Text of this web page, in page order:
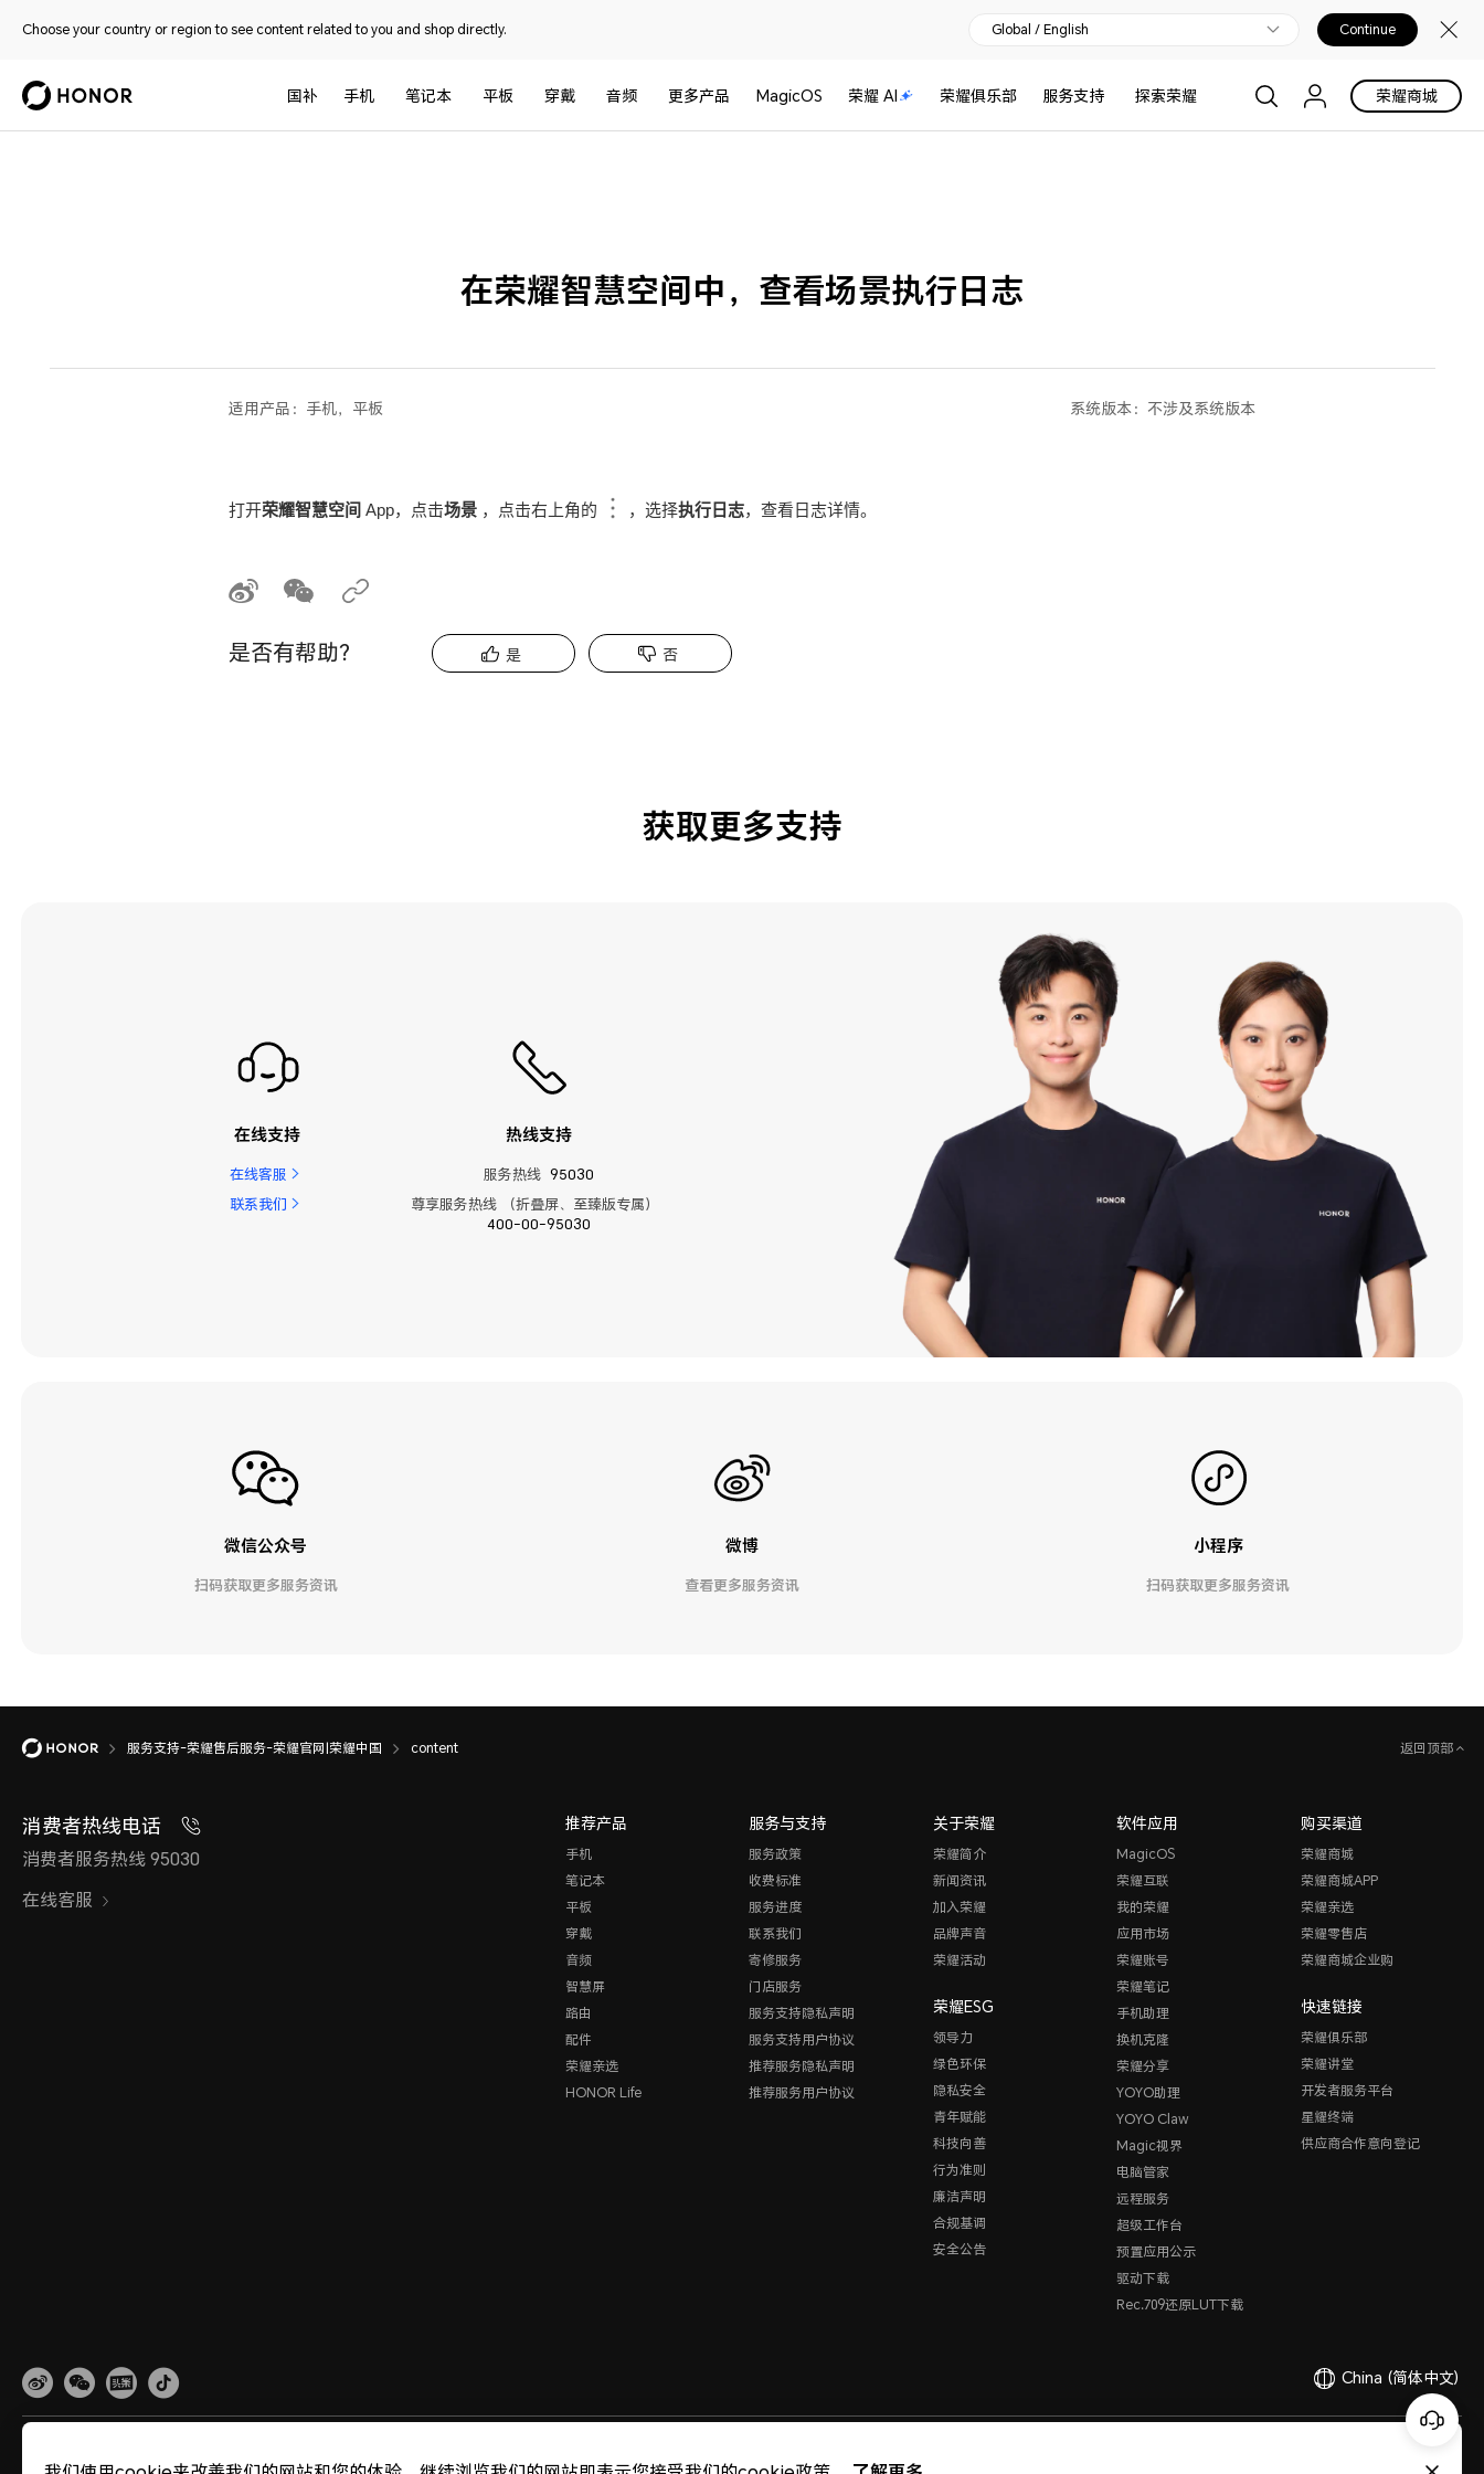
Choose your country or region to see content related to you and shop directly. Global / English Continue
国补 手机 笔记本 平板 穿戴 音频 更多产品 MagicOS 荣耀 AI 荣耀俱乐部 服务支持 探索荣耀 荣耀商城
在荣耀智慧空间中，查看场景执行日志
适用产品： 手机，平板 系统版本： 不涉及系统版本
打开荣耀智慧空间 App，点击场景，点击右上角的 ，选择执行日志，查看日志详情。
是否有帮助？ 是 否
获取更多支持
在线支持
在线客服
联系我们
热线支持
服务热线 95030
尊享服务热线 （折叠屏、至臻版专属）
400-00-95030
微信公众号
扫码获取更多服务资讯
微博
查看更多服务资讯
小程序
扫码获取更多服务资讯
服务支持-荣耀售后服务-荣耀官网|荣耀中国 content 返回顶部
消费者热线电话
消费者服务热线 95030
在线客服
推荐产品
手机
笔记本
平板
穿戴
音频
智慧屏
路由
配件
荣耀亲选
HONOR Life
服务与支持
服务政策
收费标准
服务进度
联系我们
寄修服务
门店服务
服务支持隐私声明
服务支持用户协议
推荐服务隐私声明
推荐服务用户协议
关于荣耀
荣耀简介
新闻资讯
加入荣耀
品牌声音
荣耀活动
荣耀ESG
领导力
绿色环保
隐私安全
青年赋能
科技向善
行为准则
廉洁声明
合规基调
安全公告
软件应用
MagicOS
荣耀互联
我的荣耀
应用市场
荣耀账号
荣耀笔记
手机助理
换机克隆
荣耀分享
YOYO助理
YOYO Claw
Magic视界
电脑管家
远程服务
超级工作台
预置应用公示
驱动下载
Rec.709还原LUT下载
购买渠道
荣耀商城
荣耀商城APP
荣耀亲选
荣耀零售店
荣耀商城企业购
快速链接
荣耀俱乐部
荣耀讲堂
开发者服务平台
星耀终端
供应商合作意向登记
China (简体中文)
版权所有 © 荣耀终端股份有限公司 2020-2026 保留一切权利。
粤ICP备20047157号